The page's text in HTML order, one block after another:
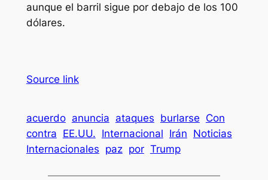
aunque el barril sigue por debajo de los 100
dólares.
Source link
acuerdo anuncia ataques burlarse Con
contra EE.UU. Internacional Irán Noticias
Internacionales paz por Trump